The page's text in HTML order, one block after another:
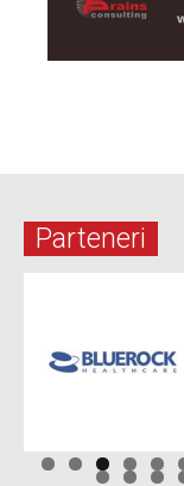
Parteneri